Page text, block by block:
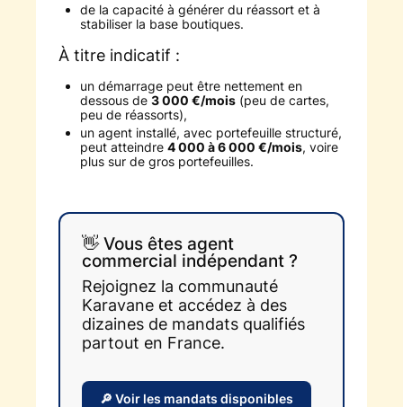
de la capacité à générer du réassort et à
stabiliser la base boutiques.
À titre indicatif :
un démarrage peut être nettement en
dessous de3 000 €/mois (peu de cartes,
peu de réassorts),
un agent installé, avec portefeuille structuré,
peut atteindre4 000 à 6 000 €/mois, voire
plus sur de gros portefeuilles.
👋 Vous êtes agent
commercial indépendant ?
Rejoignez la communauté
Karavane et accédez à des
dizaines de mandats qualifiés
partout en France.
🔎 Voir les mandats disponibles